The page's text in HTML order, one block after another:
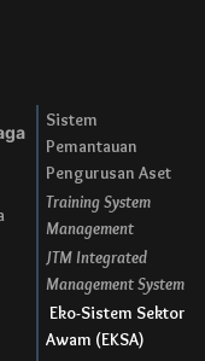
Sistem
Pemantauan
Pengurusan Aset
Training System
Management
JTM Integrated
Management System
Eko-Sistem Sektor
Awam (EKSA)